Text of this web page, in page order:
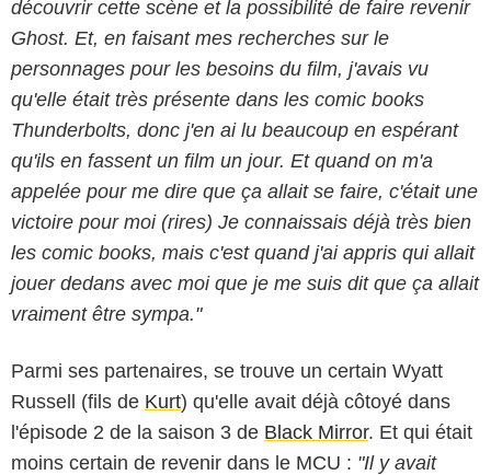
découvrir cette scène et la possibilité de faire revenir
Ghost. Et, en faisant mes recherches sur le
personnages pour les besoins du film, j'avais vu
qu'elle était très présente dans les comic books
Thunderbolts, donc j'en ai lu beaucoup en espérant
qu'ils en fassent un film un jour. Et quand on m'a
appelée pour me dire que ça allait se faire, c'était une
victoire pour moi (rires) Je connaissais déjà très bien
les comic books, mais c'est quand j'ai appris qui allait
jouer dedans avec moi que je me suis dit que ça allait
vraiment être sympa."
Parmi ses partenaires, se trouve un certain Wyatt
Russell (fils de Kurt) qu'elle avait déjà côtoyé dans
l'épisode 2 de la saison 3 de Black Mirror. Et qui était
moins certain de revenir dans le MCU : "Il y avait